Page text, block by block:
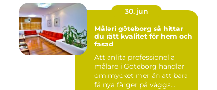
30. jun
Måleri göteborg så hittar
du rätt kvalitet för hem och
fasad
Att anlita professionella
målare i Göteborg handlar
om mycket mer än att bara
få nya färger på vägga...